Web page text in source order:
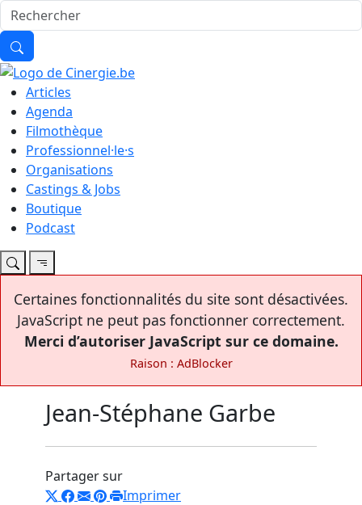
Articles
Agenda
Filmothèque
Professionnel·le·s
Organisations
Castings & Jobs
Boutique
Podcast
Certaines fonctionnalités du site sont désactivées.
JavaScript ne peut pas fonctionner correctement.
Merci d’autoriser JavaScript sur ce domaine.
Raison : AdBlocker
Jean-Stéphane Garbe
Partager sur
Imprimer